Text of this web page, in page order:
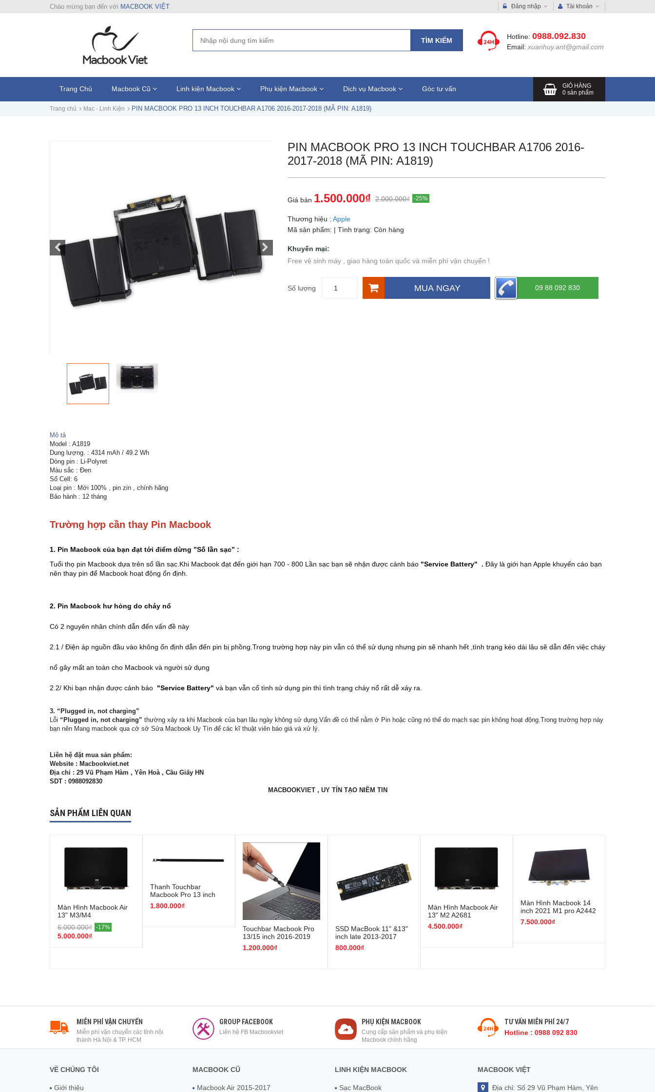
Chào mừng bạn đến với MACBOOK VIỆT Đăng nhập Tài khoản
Hotline: 0988.092.830
Email: xuanhuy.ant@gmail.com
TÌM KIẾM
Trang Chủ Macbook Cũ Linh kiện Macbook Phụ kiện Macbook Dịch vụ Macbook Góc tư vấn
GIỎ HÀNG
0 sản phẩm
Trang chủ Mac - Linh Kiện PIN MACBOOK PRO 13 INCH TOUCHBAR A1706 2016-2017-2018 (MÃ PIN: A1819)
PIN MACBOOK PRO 13 INCH TOUCHBAR A1706 2016-
2017-2018 (MÃ PIN: A1819)
Giá bán 1.500.000₫ 2.000.000₫ -25%
Thương hiệu : Apple
Mã sản phẩm: | Tình trạng: Còn hàng
Khuyến mại:
Free vệ sinh máy , giao hàng toàn quốc và miễn phí vận chuyển !
Số lượng MUA NGAY 09 88 092 830
Mô tả
Model : A1819
Dung lượng. : 4314 mAh / 49.2 Wh
Dòng pin : Li-Polyret
Màu sắc : Đen
Số Cell: 6
Loại pin : Mới 100% , pin zin , chính hãng
Bảo hành : 12 tháng
Trường hợp cần thay Pin Macbook
1. Pin Macbook của bạn đạt tới điểm dừng ”Số lần sạc” :
Tuổi thọ pin Macbook dựa trên số lần sạc.Khi Macbook đạt đến giới hạn 700 - 800 Lần sạc bạn sẽ nhận được cảnh báo "Service Battery" . Đây là giới hạn Apple khuyến cáo bạn
nên thay pin để Macbook hoạt động ổn định.
2. Pin Macbook hư hỏng do cháy nổ
Có 2 nguyên nhân chính dẫn đến vấn đề này
2.1 / Điện áp nguồn đầu vào không ổn định dẫn đến pin bị phồng.Trong trường hợp này pin vẫn có thể sử dụng nhưng pin sẽ nhanh hết ,tình trạng kéo dài lâu sẽ dẫn đến việc cháy
nổ gây mất an toàn cho Macbook và người sử dụng
2.2/ Khi bạn nhận được cảnh báo "Service Battery" và bạn vẫn cố tình sử dụng pin thì tình trạng cháy nổ rất dễ xảy ra.
3. “Plugged in, not charging”
Lỗi “Plugged in, not charging” thường xảy ra khi Macbook của bạn lâu ngày không sử dụng.Vấn đề có thể nằm ở Pin hoặc cũng nó thể do mạch sạc pin không hoạt động.Trong trường hợp này
bạn nên Mang macbook qua cở sở Sửa Macbook Uy Tín để các kĩ thuật viên báo giá và xử lý.
Liên hệ đặt mua sản phẩm:
Website : Macbookviet.net
Địa chỉ : 29 Vũ Phạm Hàm , Yên Hoà , Cầu Giấy HN
SDT : 0988092830
MACBOOKVIET , UY TÍN TẠO NIỀM TIN
SẢN PHẨM LIÊN QUAN
Màn Hình Macbook Air
13" M3/M4
6.000.000₫ -17%
5.000.000₫
Thanh Touchbar
Macbook Pro 13 inch
2020-2022 ( M1- M2 )
1.800.000₫
Touchbar Macbook Pro
13/15 inch 2016-2019
intel
1.200.000₫
SSD MacBook 11" &13"
inch late 2013-2017
800.000₫
Màn Hình Macbook Air
13" M2 A2681
4.500.000₫
Màn Hình Macbook 14
inch 2021 M1 pro A2442
7.500.000₫
MIỄN PHÍ VẬN CHUYỂN
Miễn phí vận chuyển các tỉnh nội
thành Hà Nội & TP. HCM
GROUP FACEBOOK
Liên hệ FB Macbookviet
PHỤ KIỆN MACBOOK
Cung cấp sản phẩm và phụ kiện
Macbook chính hãng
TƯ VẤN MIỄN PHÍ 24/7
Hotline : 0988 092 830
VỀ CHÚNG TÔI
Giới thiệu
MACBOOK CŨ
Macbook Air 2015-2017
LINH KIỆN MACBOOK
Sạc MacBook
MACBOOK VIỆT
Địa chỉ: Số 29 Vũ Phạm Hàm, Yên